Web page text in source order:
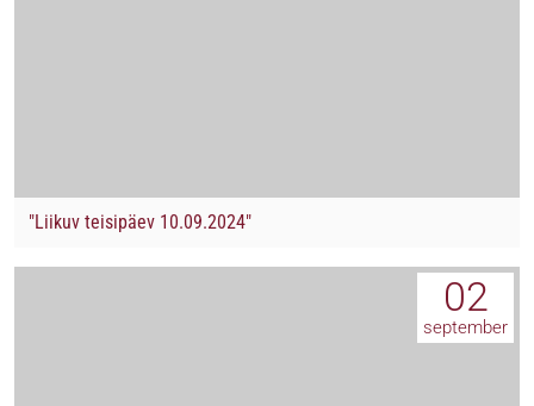
"Liikuv teisipäev 10.09.2024"
02
september